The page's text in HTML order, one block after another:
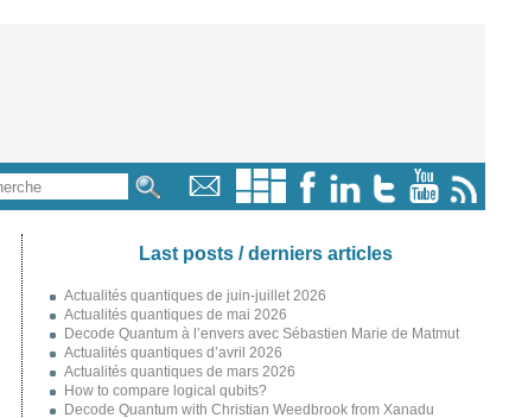
Last posts / derniers articles
Actualités quantiques de juin-juillet 2026
Actualités quantiques de mai 2026
Decode Quantum à l’envers avec Sébastien Marie de Matmut
Actualités quantiques d’avril 2026
Actualités quantiques de mars 2026
How to compare logical qubits?
Decode Quantum with Christian Weedbrook from Xanadu